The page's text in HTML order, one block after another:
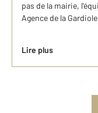
pas de la mairie,
Agence de la
Lire plus